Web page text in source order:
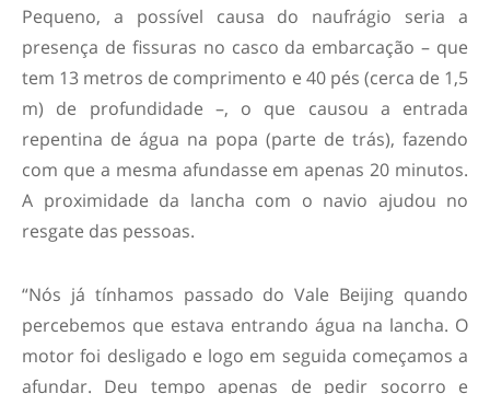
Pequeno, a possível causa do naufrágio seria a
presença de fissuras no casco da embarcação – que
tem 13 metros de comprimento e 40 pés (cerca de 1,5
m) de profundidade –, o que causou a entrada
repentina de água na popa (parte de trás), fazendo
com que a mesma afundasse em apenas 20 minutos.
A proximidade da lancha com o navio ajudou no
resgate das pessoas.
“Nós já tínhamos passado do Vale Beijing quando
percebemos que estava entrando água na lancha. O
motor foi desligado e logo em seguida começamos a
afundar. Deu tempo apenas de pedir socorro e